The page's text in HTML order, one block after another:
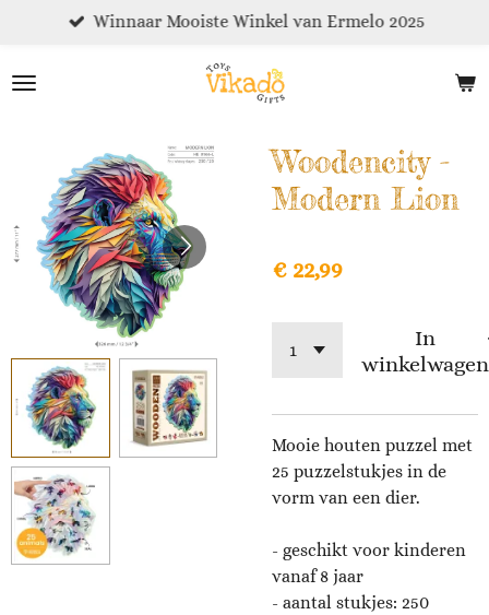
naar
Winnaar Mooiste Winkel van Ermelo 2025
Woodencity -
Modern Lion
€ 22,99
In
winkelwagen
Mooie houten puzzel met
25 puzzelstukjes in de
vorm van een dier.
- geschikt voor kinderen
vanaf 8 jaar
- aantal stukjes: 250